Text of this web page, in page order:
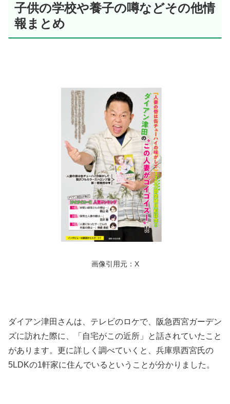
子供の学校や養子の噂などその他情
報まとめ
画像引用元：X
ダイアン津田さんは、テレビのロケで、阪急西宮ガーデン
ズに訪れた際に、「自宅がこの近所」と話されていたこと
があります。更に詳しく調べていくと、兵庫県西宮氏の
5LDKの1軒家に住んでいるということが分かりました。